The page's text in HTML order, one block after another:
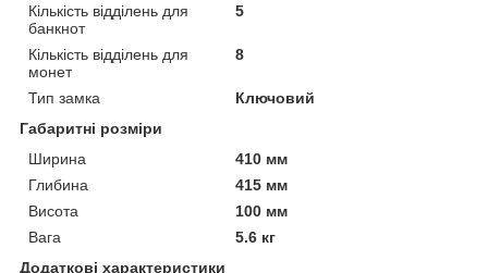
Кількість відділень для
банкнот
5
Кількість відділень для
монет
8
Тип замка
Ключовий
Габаритні розміри
Ширина
410 мм
Глибина
415 мм
Висота
100 мм
Вага
5.6 кг
Додаткові характеристики